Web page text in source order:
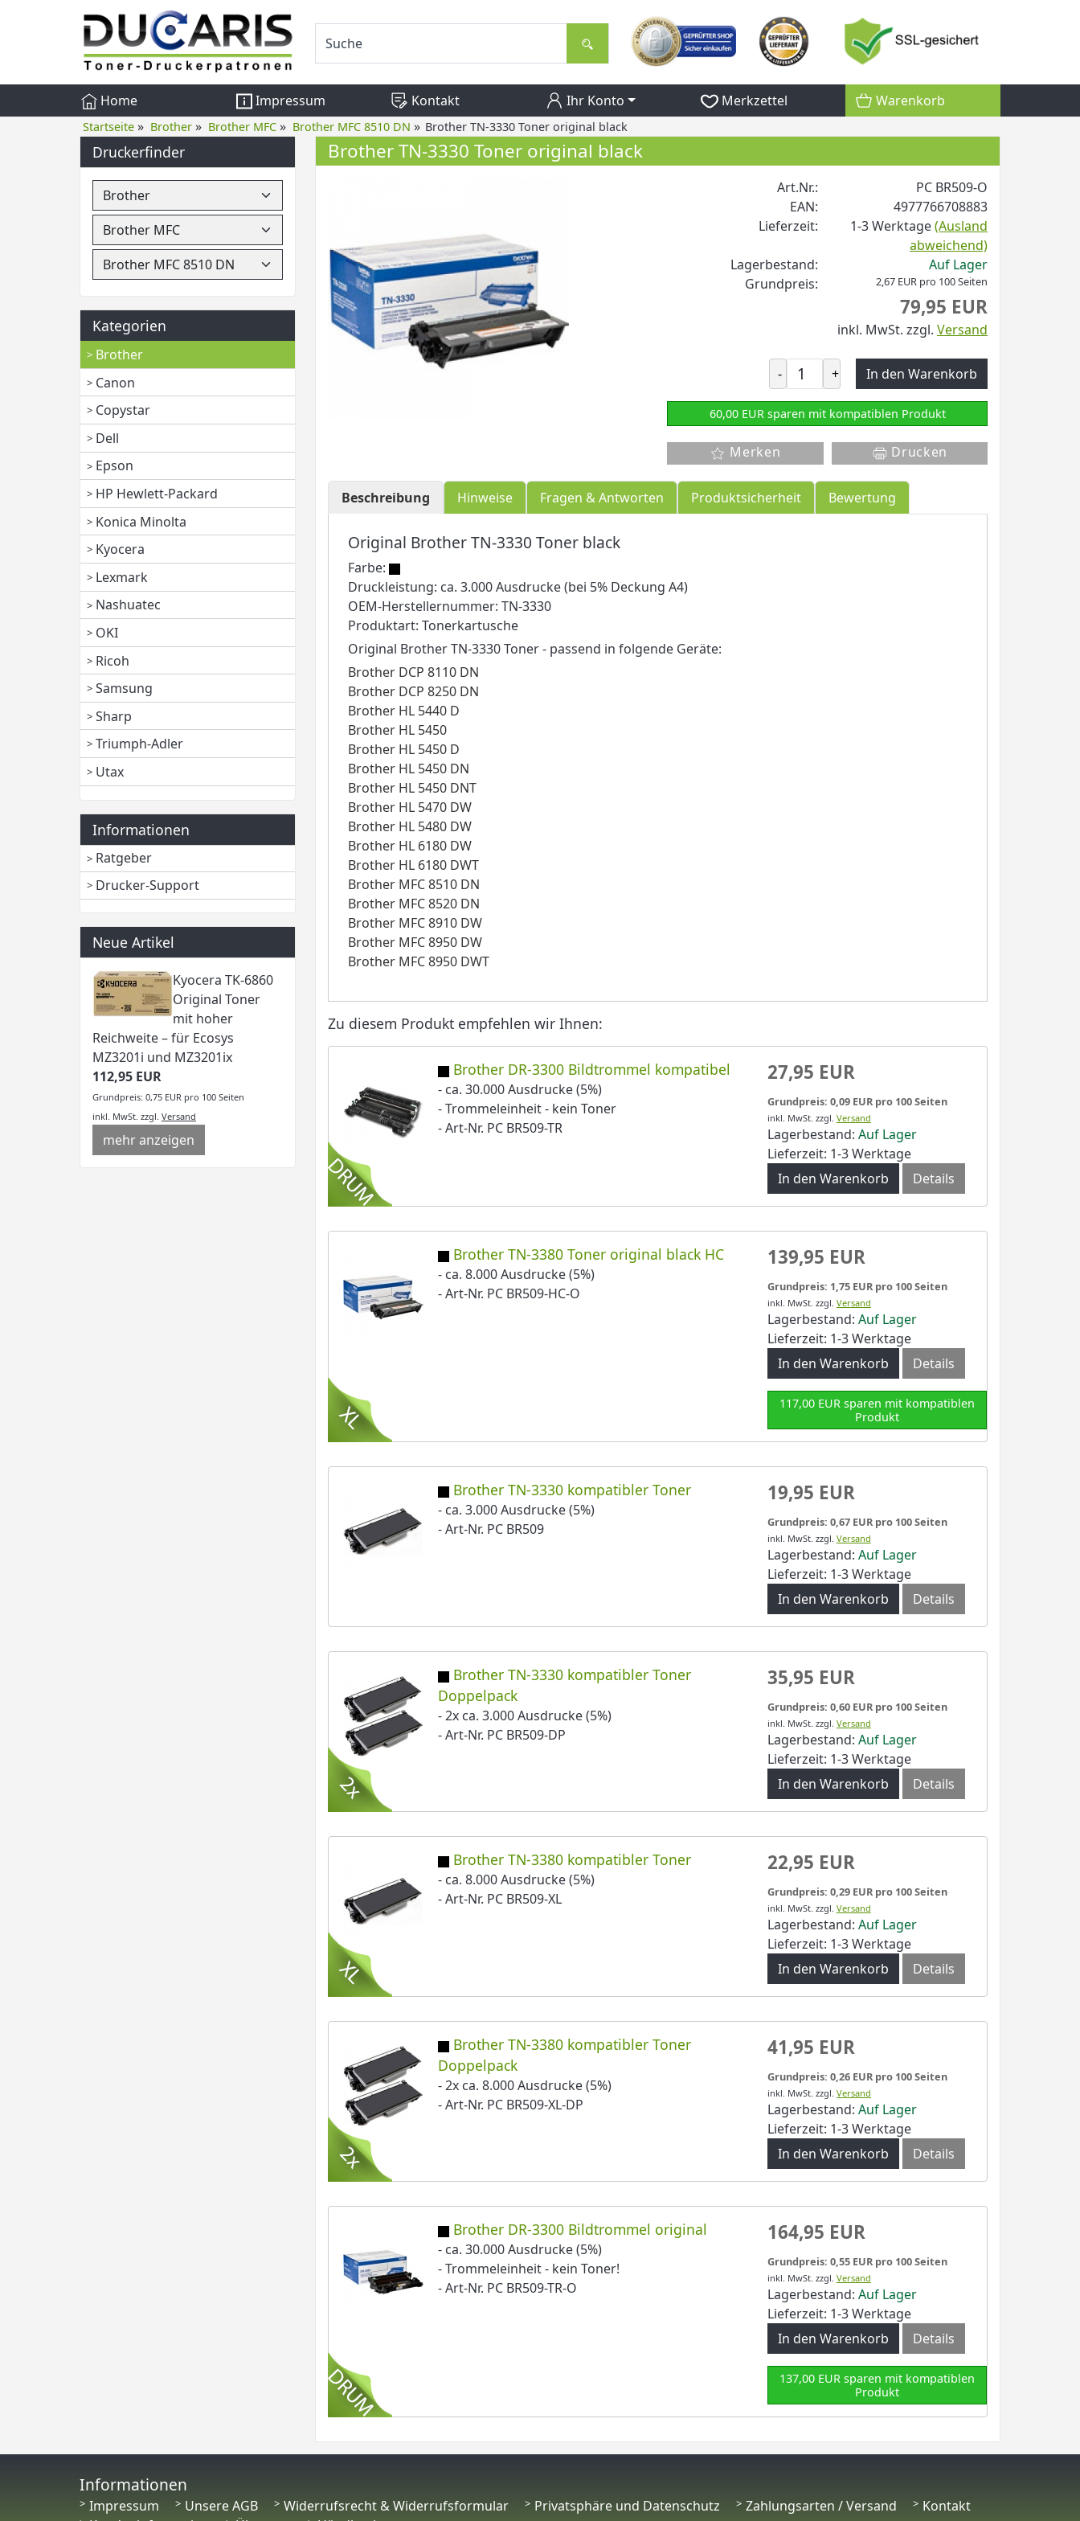
Home Impressum Kontakt Ihr Konto Merkzettel Warenkorb
Startseite » Brother » Brother MFC » Brother MFC 8510 DN » Brother TN-3330 Toner original black
Druckerfinder
Kategorien
Brother
Canon
Copystar
Dell
Epson
HP Hewlett-Packard
Konica Minolta
Kyocera
Lexmark
Nashuatec
OKI
Ricoh
Samsung
Sharp
Triumph-Adler
Utax
Informationen
Ratgeber
Drucker-Support
Neue Artikel
Kyocera TK-6860
Original Toner
mit hoher
Reichweite – für Ecosys
MZ3201i und MZ3201ix
112,95 EUR
Grundpreis: 0,75 EUR pro 100 Seiten
inkl. MwSt. zzgl. Versand
mehr anzeigen
Brother TN-3330 Toner original black
Art.Nr.:
PC BR509-O
EAN:
4977766708883
Lieferzeit:
1-3 Werktage(Ausland
abweichend)
Lagerbestand:
Auf Lager
Grundpreis:
2,67 EUR pro 100 Seiten
79,95 EUR
inkl. MwSt. zzgl. Versand
- + In den Warenkorb
60,00 EUR sparen mit kompatiblen Produkt
Merken Drucken
Beschreibung Hinweise Fragen & Antworten Produktsicherheit Bewertung
Original Brother TN-3330 Toner black
Farbe:
Druckleistung: ca. 3.000 Ausdrucke (bei 5% Deckung A4)
OEM-Herstellernummer: TN-3330
Produktart: Tonerkartusche
Original Brother TN-3330 Toner - passend in folgende Geräte:
Brother DCP 8110 DN
Brother DCP 8250 DN
Brother HL 5440 D
Brother HL 5450
Brother HL 5450 D
Brother HL 5450 DN
Brother HL 5450 DNT
Brother HL 5470 DW
Brother HL 5480 DW
Brother HL 6180 DW
Brother HL 6180 DWT
Brother MFC 8510 DN
Brother MFC 8520 DN
Brother MFC 8910 DW
Brother MFC 8950 DW
Brother MFC 8950 DWT
Zu diesem Produkt empfehlen wir Ihnen:
Brother DR-3300 Bildtrommel kompatibel
- ca. 30.000 Ausdrucke (5%)
- Trommeleinheit - kein Toner
- Art-Nr. PC BR509-TR
27,95 EUR
Grundpreis: 0,09 EUR pro 100 Seiten
inkl. MwSt. zzgl. Versand
Lagerbestand: Auf Lager
Lieferzeit: 1-3 Werktage
In den Warenkorb
Details
Brother TN-3380 Toner original black HC
- ca. 8.000 Ausdrucke (5%)
- Art-Nr. PC BR509-HC-O
139,95 EUR
Grundpreis: 1,75 EUR pro 100 Seiten
inkl. MwSt. zzgl. Versand
Lagerbestand: Auf Lager
Lieferzeit: 1-3 Werktage
In den Warenkorb
Details
117,00 EUR sparen mit kompatiblen
Produkt
Brother TN-3330 kompatibler Toner
- ca. 3.000 Ausdrucke (5%)
- Art-Nr. PC BR509
19,95 EUR
Grundpreis: 0,67 EUR pro 100 Seiten
inkl. MwSt. zzgl. Versand
Lagerbestand: Auf Lager
Lieferzeit: 1-3 Werktage
In den Warenkorb
Details
Brother TN-3330 kompatibler Toner
Doppelpack
- 2x ca. 3.000 Ausdrucke (5%)
- Art-Nr. PC BR509-DP
35,95 EUR
Grundpreis: 0,60 EUR pro 100 Seiten
inkl. MwSt. zzgl. Versand
Lagerbestand: Auf Lager
Lieferzeit: 1-3 Werktage
In den Warenkorb
Details
Brother TN-3380 kompatibler Toner
- ca. 8.000 Ausdrucke (5%)
- Art-Nr. PC BR509-XL
22,95 EUR
Grundpreis: 0,29 EUR pro 100 Seiten
inkl. MwSt. zzgl. Versand
Lagerbestand: Auf Lager
Lieferzeit: 1-3 Werktage
In den Warenkorb
Details
Brother TN-3380 kompatibler Toner
Doppelpack
- 2x ca. 8.000 Ausdrucke (5%)
- Art-Nr. PC BR509-XL-DP
41,95 EUR
Grundpreis: 0,26 EUR pro 100 Seiten
inkl. MwSt. zzgl. Versand
Lagerbestand: Auf Lager
Lieferzeit: 1-3 Werktage
In den Warenkorb
Details
Brother DR-3300 Bildtrommel original
- ca. 30.000 Ausdrucke (5%)
- Trommeleinheit - kein Toner!
- Art-Nr. PC BR509-TR-O
164,95 EUR
Grundpreis: 0,55 EUR pro 100 Seiten
inkl. MwSt. zzgl. Versand
Lagerbestand: Auf Lager
Lieferzeit: 1-3 Werktage
In den Warenkorb
Details
137,00 EUR sparen mit kompatiblen
Produkt
Informationen
Impressum Unsere AGB Widerrufsrecht & Widerrufsformular Privatsphäre und Datenschutz Zahlungsarten / Versand
Kontakt